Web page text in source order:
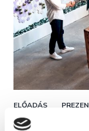
ELŐADÁS